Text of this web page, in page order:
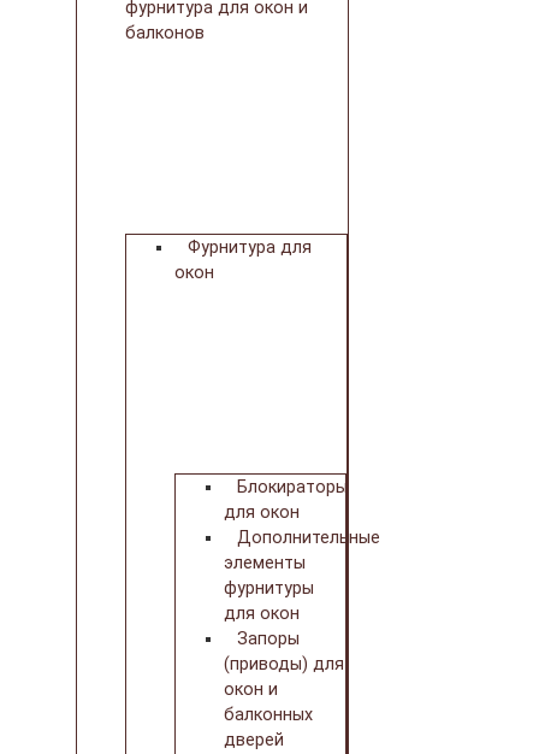
фурнитура для окон и
балконов
Фурнитура для
окон
Блокираторы
для окон
Дополнительные
элементы
фурнитуры
для окон
Запоры
(приводы) для
окон и
балконных
дверей